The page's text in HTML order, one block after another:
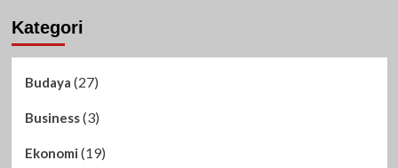
Kategori
Budaya (27)
Business(3)
Ekonomi (19)